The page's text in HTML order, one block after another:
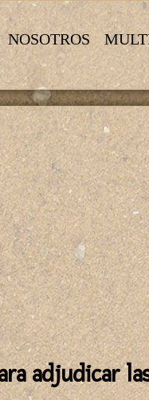
NOSOTROS
adjudicar